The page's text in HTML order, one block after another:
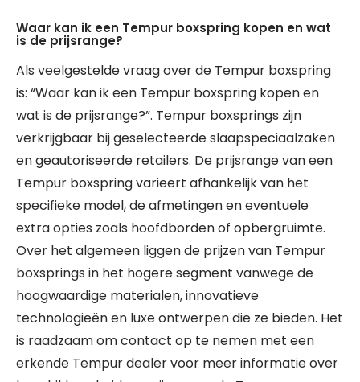
Waar kan ik een Tempur boxspring kopen en wat
is de prijsrange?
Als veelgestelde vraag over de Tempur boxspring
is: “Waar kan ik een Tempur boxspring kopen en
wat is de prijsrange?”. Tempur boxsprings zijn
verkrijgbaar bij geselecteerde slaapspeciaalzaken
en geautoriseerde retailers. De prijsrange van een
Tempur boxspring varieert afhankelijk van het
specifieke model, de afmetingen en eventuele
extra opties zoals hoofdborden of opbergruimte.
Over het algemeen liggen de prijzen van Tempur
boxsprings in het hogere segment vanwege de
hoogwaardige materialen, innovatieve
technologieën en luxe ontwerpen die ze bieden. Het
is raadzaam om contact op te nemen met een
erkende Tempur dealer voor meer informatie over